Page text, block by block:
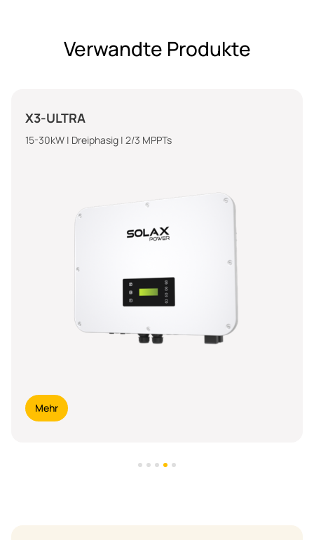
Verwandte Produkte
X3-ULTRA
15-30kW | Dreiphasig | 2/3 MPPTs
Mehr